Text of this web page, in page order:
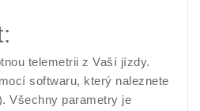
telemetrii z Vaší jízdy.
softwaru, který naleznete
Všechny parametry je